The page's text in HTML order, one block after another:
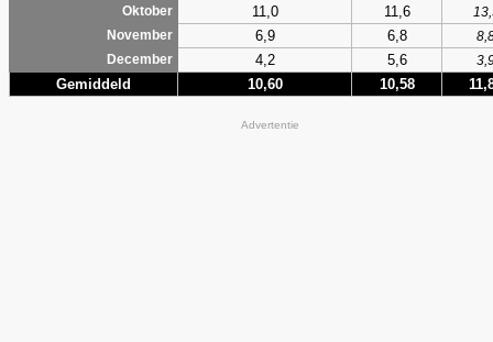
Oktober
11,0 11,6
November
6,9 6,8
December
4,2 5,6
Gemiddeld 10,60 10,58
Advertentie